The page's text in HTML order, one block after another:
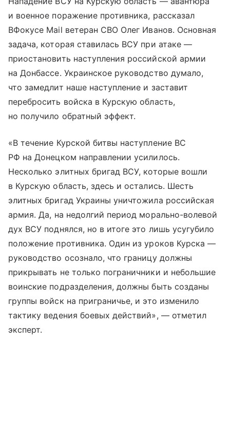
и военное поражение противника, рассказал
ВФокусе Mail ветеран СВО Олег Иванов. Основная
задача, которая ставилась ВСУ при атаке —
приостановить наступления российской армии
на Донбассе. Украинское руководство думало,
что замедлит наше наступление и заставит
перебросить войска в Курскую область,
но получило обратный эффект.
«В течение Курской битвы наступление ВС
РФ на Донецком направлении усилилось.
Несколько элитных бригад ВСУ, которые вошли
в Курскую область, здесь и остались. Шесть
элитных бригад Украины уничтожила российская
армия. Да, на недолгий период морально-волевой
дух ВСУ поднялся, но в итоге это лишь усугубило
положение противника. Один из уроков Курска —
руководство осознало, что границу должны
прикрывать не только пограничники и небольшие
воинские подразделения, должны быть созданы
группы войск на приграничье, и это изменило
тактику ведения боевых действий», — отметил
эксперт.